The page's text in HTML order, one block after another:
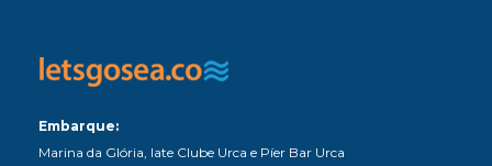
Embarque:
Marina da Glória, Iate Clube Urca e Píer Bar Urca